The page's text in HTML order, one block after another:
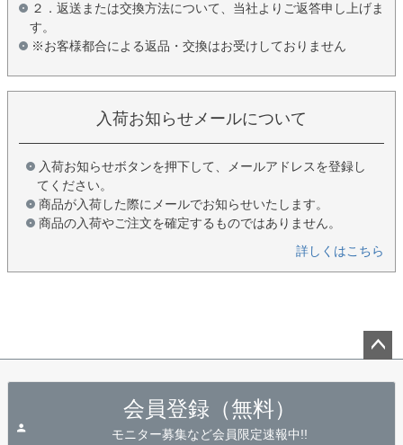
２．返送または交換方法について、当社よりご返答申し上げま
す。
※お客様都合による返品・交換はお受けしておりません
入荷お知らせメールについて
入荷お知らせボタンを押下して、メールアドレスを登録し
てください。
商品が入荷した際にメールでお知らせいたします。
商品の入荷やご注文を確定するものではありません。
詳しくはこちら
会員登録（無料）
モニター募集など会員限定速報中!!